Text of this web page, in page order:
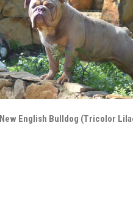
New English Bulldog (Tricolor